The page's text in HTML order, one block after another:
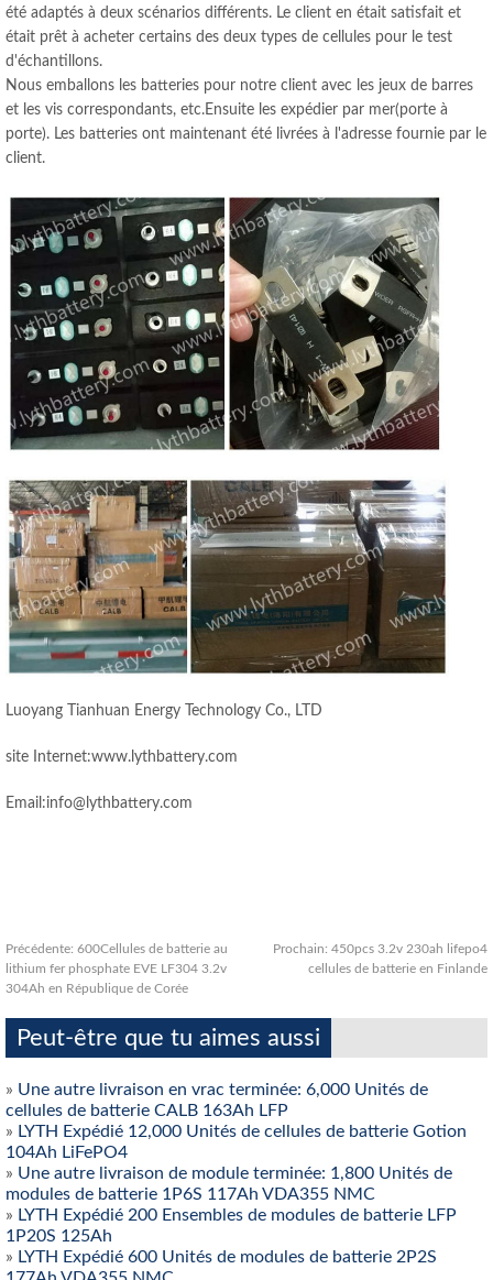
été adaptés à deux scénarios différents. Le client en était satisfait et
était prêt à acheter certains des deux types de cellules pour le test
d'échantillons.
Nous emballons les batteries pour notre client avec les jeux de barres
et les vis correspondants, etc.Ensuite les expédier par mer(porte à
porte). Les batteries ont maintenant été livrées à l'adresse fournie par le
client.
Luoyang Tianhuan Energy Technology Co., LTD
site Internet:www.lythbattery.com
Email:info@lythbattery.com
Précédente: 600Cellules de batterie au
lithium fer phosphate EVE LF304 3.2v
304Ah en République de Corée
Prochain: 450pcs 3.2v 230ah lifepo4
cellules de batterie en Finlande
Peut-être que tu aimes aussi
» Une autre livraison en vrac terminée: 6,000 Unités de
cellules de batterie CALB 163Ah LFP
» LYTH Expédié 12,000 Unités de cellules de batterie Gotion
104Ah LiFePO4
» Une autre livraison de module terminée: 1,800 Unités de
modules de batterie 1P6S 117Ah VDA355 NMC
» LYTH Expédié 200 Ensembles de modules de batterie LFP
1P20S 125Ah
» LYTH Expédié 600 Unités de modules de batterie 2P2S